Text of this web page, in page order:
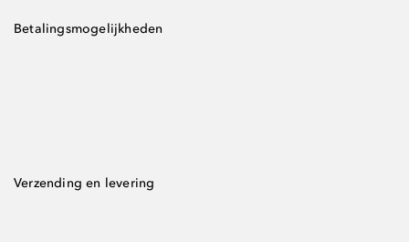
Betalingsmogelijkheden
Verzending en levering